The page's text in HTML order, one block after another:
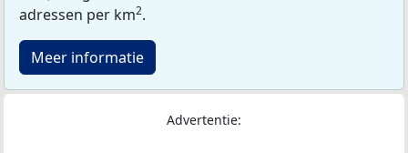
adressen per km2.
Meer informatie
Advertentie: